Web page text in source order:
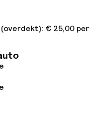
(minder
(meer
€ 25,00 per